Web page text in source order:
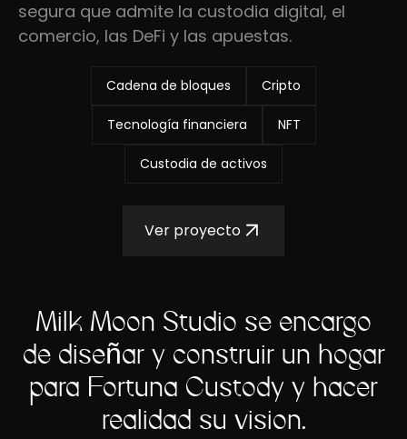
segura que admite la custodia digital, el
comercio, las DeFi y las apuestas.
Cadena de bloques Cripto
Tecnología financiera NFT
Custodia de activos
Ver proyecto
Milk Moon Studio se encargó
de diseñar y construir un hogar
para Fortuna Custody y hacer
realidad su visión.